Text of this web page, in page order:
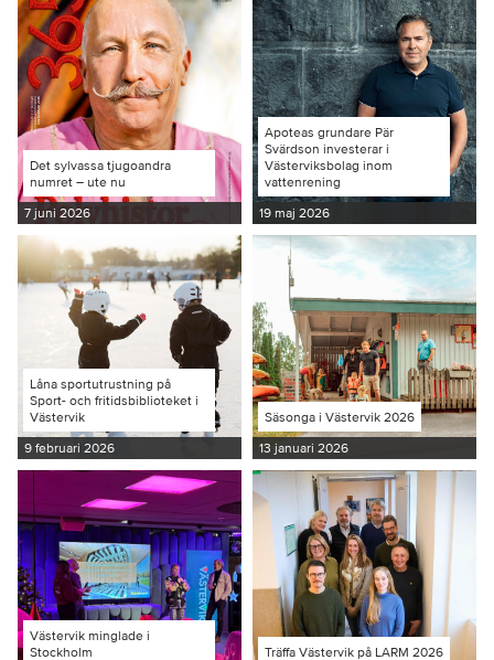
Det sylvassa tjugoandra
numret – ute nu
7 juni 2026
Apoteas grundare Pär
Svärdson investerar i
Västerviksbolag inom
vattenrening
19 maj 2026
Låna sportutrustning på
Sport- och fritidsbiblioteket i
Västervik
9 februari 2026
Säsonga i Västervik 2026
13 januari 2026
Västervik minglade i
Stockholm
Träffa Västervik på LARM 2026